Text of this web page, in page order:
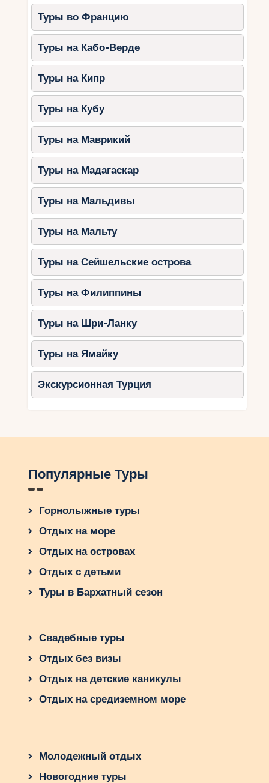
Туры во Францию
Туры на Кабо-Верде
Туры на Кипр
Туры на Кубу
Туры на Маврикий
Туры на Мадагаскар
Туры на Мальдивы
Туры на Мальту
Туры на Сейшельские острова
Туры на Филиппины
Туры на Шри-Ланку
Туры на Ямайку
Экскурсионная Турция
Популярные Туры
Горнолыжные туры
Отдых на море
Отдых на островах
Отдых с детьми
Туры в Бархатный сезон
Свадебные туры
Отдых без визы
Отдых на детские каникулы
Отдых на средиземном море
Молодежный отдых
Новогодние туры